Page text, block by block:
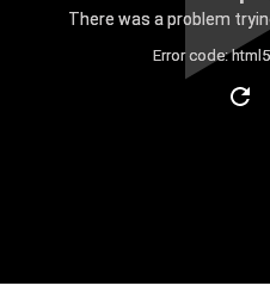
There was a problem
Error code: